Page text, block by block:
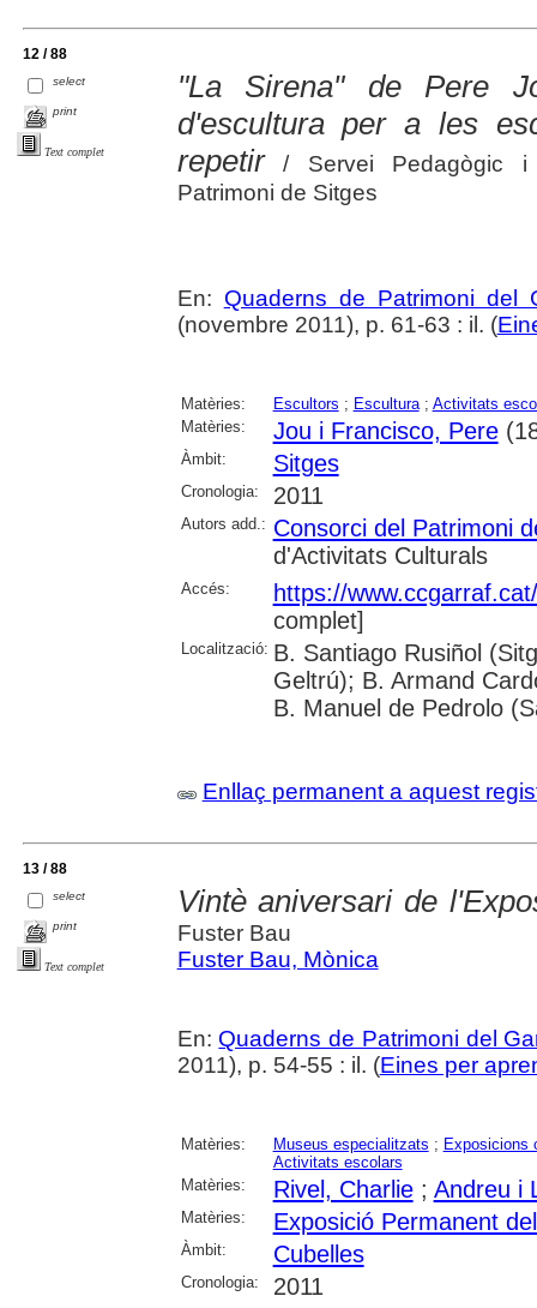
12 / 88
select
print
Text complet
"La Sirena" de Pere
d'escultura per a les
repetir/ Servei Pedagògic i
Patrimoni de Sitges
En: Quaderns de Patrimoni del
(novembre 2011), p. 61-63 : il. (
Matèries: Escultors ; Escultura; Activitats
Matèries:
Jou i Francisco, Pere
Àmbit: Sitges
Cronologia: 2011
Autors add.: Consorci del Patrimoni
d'Activitats Culturals
Accés:
https://
complet]
Localització: B. Santiago Rusiñol
Geltrú); B. Armand
B. Manuel de Pedrolo
Enllaç permanent a aquest
13 / 88
select
print
Text complet
Vintè aniversari de
Fuster Bau
Fuster Bau, Mònica
En: Quaderns de Patrimoni del
2011), p. 54-55 : il. (Eines per
Matèries: Museus especialitzats ; Exposicions
Activitats escolars
Matèries:
Rivel, Charlie; Andreu i
Matèries: Exposició Permanent
Àmbit: Cubelles
Cronologia: 2011